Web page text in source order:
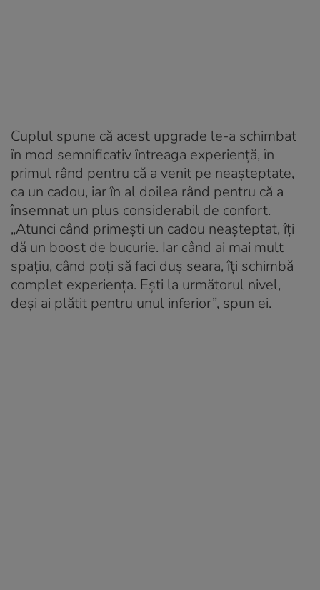
Cuplul spune că acest upgrade le-a schimbat
în mod semnificativ întreaga experiență, în
primul rând pentru că a venit pe neașteptate,
ca un cadou, iar în al doilea rând pentru că a
însemnat un plus considerabil de confort.
„Atunci când primești un cadou neașteptat, îți
dă un boost de bucurie. Iar când ai mai mult
spațiu, când poți să faci duș seara, îți schimbă
complet experiența. Ești la următorul nivel,
deși ai plătit pentru unul inferior”, spun ei.